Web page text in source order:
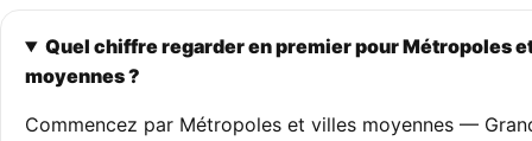
Quel chiffre regarder en premier pour Métropoles
moyennes ?
Commencez par Métropoles et villes moyennes —